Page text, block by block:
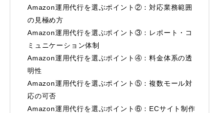
Amazon運用代行を選ぶポイント②：対応業務範囲
の見極め方
Amazon運用代行を選ぶポイント③：レポート・コ
ミュニケーション体制
Amazon運用代行を選ぶポイント④：料金体系の透
明性
Amazon運用代行を選ぶポイント⑤：複数モール対
応の可否
Amazon運用代行を選ぶポイント⑥：ECサイト制作